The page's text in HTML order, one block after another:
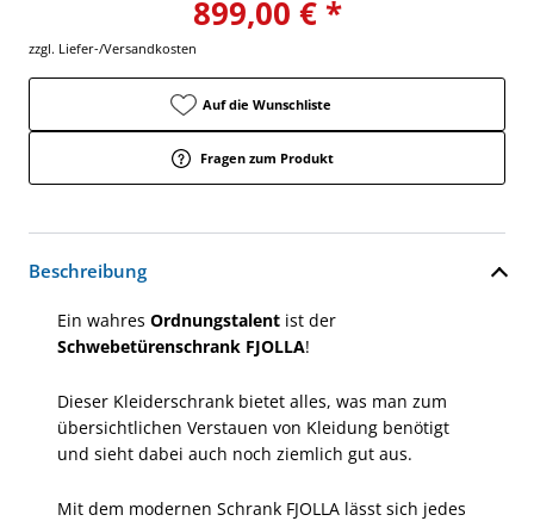
899,00 € *
zzgl. Liefer-/Versandkosten
Auf die Wunschliste
Fragen zum Produkt
Beschreibung
Ein wahres Ordnungstalent ist der
Schwebetürenschrank FJOLLA!
Dieser Kleiderschrank bietet alles, was man zum
übersichtlichen Verstauen von Kleidung benötigt
und sieht dabei auch noch ziemlich gut aus.
Mit dem modernen Schrank FJOLLA lässt sich jedes